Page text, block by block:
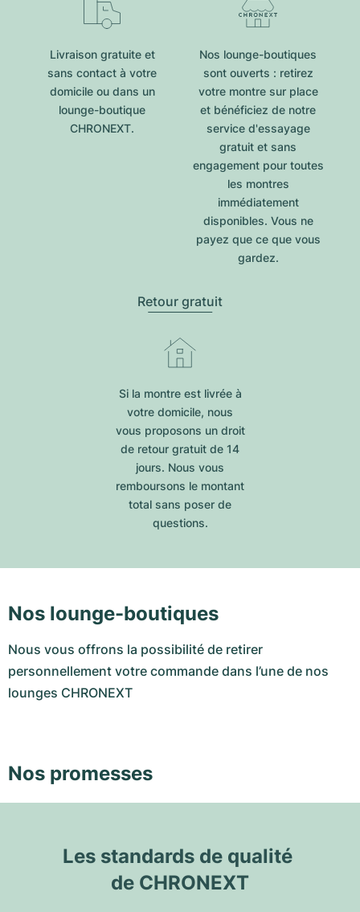
Livraison gratuite et
sans contact à votre
domicile ou dans un
lounge-boutique
CHRONEXT.
Nos lounge-boutiques
sont ouverts : retirez
votre montre sur place
et bénéficiez de notre
service d'essayage
gratuit et sans
engagement pour toutes
les montres
immédiatement
disponibles. Vous ne
payez que ce que vous
gardez.
Retour gratuit
Si la montre est livrée à
votre domicile, nous
vous proposons un droit
de retour gratuit de 14
jours. Nous vous
remboursons le montant
total sans poser de
questions.
Nos lounge-boutiques
Nous vous offrons la possibilité de retirer
personnellement votre commande dans l’une de nos
lounges CHRONEXT
Nos promesses
Les standards de qualité
de CHRONEXT